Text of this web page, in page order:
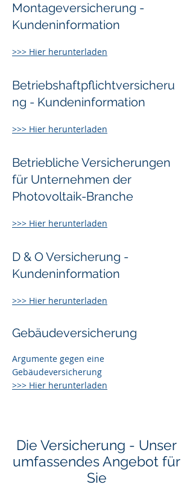
Montageversicherung -
Kundeninformation
>>> Hier herunterladen
Betriebshaftpflichtversicheru
ng - Kundeninformation
>>> Hier herunterladen
Betriebliche Versicherungen
für Unternehmen der
Photovoltaik-Branche
>>> Hier herunterladen
D & O Versicherung -
Kundeninformation
>>> Hier herunterladen
Gebäudeversicherung
Argumente gegen eine
Gebäudeversicherung
>>> Hier herunterladen
Die Versicherung - Unser
umfassendes Angebot für
Sie